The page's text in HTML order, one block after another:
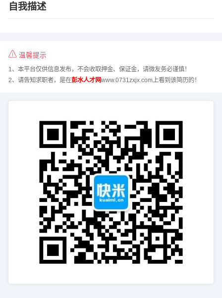
自我描述
温馨提示
1、本平台仅供信息发布，不会收取押金、保证金，请微友务必谨慎！
2、请告知求职者，是在彭水人才网www.0731zxjx.com上看到该简历的！